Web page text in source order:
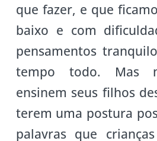
que fazer, e que
baixo e com
pensamentos
tempo todo. Mas
ensinem seus filhos
terem uma postura
palavras que